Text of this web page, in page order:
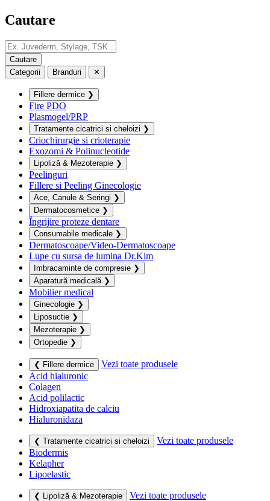
Cautare
Categorii Branduri ✕
Fillere dermice ❯
Fire PDO
Plasmogel/PRP
Tratamente cicatrici si cheloizi ❯
Criochirurgie si crioterapie
Exozomi & Polinucleotide
Lipoliză & Mezoterapie ❯
Peelinguri
Fillere si Peeling Ginecologie
Ace, Canule & Seringi ❯
Dermatocosmetice ❯
Îngrijire proteze dentare
Consumabile medicale ❯
Dermatoscoape/Video-Dermatoscoape
Lupe cu sursa de lumina Dr.Kim
Imbracaminte de compresie ❯
Aparatură medicală ❯
Mobilier medical
Ginecologie ❯
Liposuctie ❯
Mezoterapie ❯
Ortopedie ❯
❮ Fillere dermice
Vezi toate produsele
Acid hialuronic
Colagen
Acid polilactic
Hidroxiapatita de calciu
Hialuronidaza
❮ Tratamente cicatrici si cheloizi
Vezi toate produsele
Biodermis
Kelapher
Lipoelastic
❮ Lipoliză & Mezoterapie
Vezi toate produsele